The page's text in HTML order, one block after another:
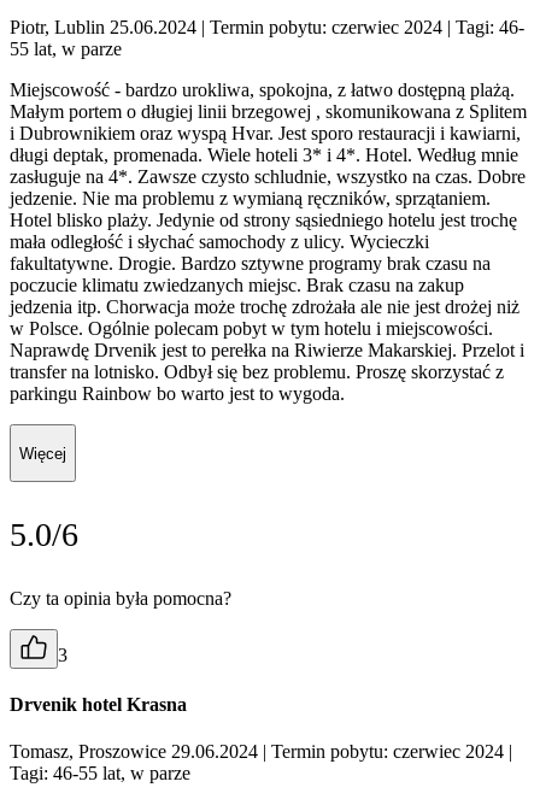
Piotr, Lublin 25.06.2024 | Termin pobytu: czerwiec 2024 | Tagi: 46-
55 lat, w parze
Miejscowość - bardzo urokliwa, spokojna, z łatwo dostępną plażą.
Małym portem o długiej linii brzegowej , skomunikowana z Splitem
i Dubrownikiem oraz wyspą Hvar. Jest sporo restauracji i kawiarni,
długi deptak, promenada. Wiele hoteli 3* i 4*. Hotel. Według mnie
zasługuje na 4*. Zawsze czysto schludnie, wszystko na czas. Dobre
jedzenie. Nie ma problemu z wymianą ręczników, sprzątaniem.
Hotel blisko plaży. Jedynie od strony sąsiedniego hotelu jest trochę
mała odległość i słychać samochody z ulicy. Wycieczki
fakultatywne. Drogie. Bardzo sztywne programy brak czasu na
poczucie klimatu zwiedzanych miejsc. Brak czasu na zakup
jedzenia itp. Chorwacja może trochę zdrożała ale nie jest drożej niż
w Polsce. Ogólnie polecam pobyt w tym hotelu i miejscowości.
Naprawdę Drvenik jest to perełka na Riwierze Makarskiej. Przelot i
transfer na lotnisko. Odbył się bez problemu. Proszę skorzystać z
parkingu Rainbow bo warto jest to wygoda.
Więcej
5.0/6
Czy ta opinia była pomocna?
3
Drvenik hotel Krasna
Tomasz, Proszowice 29.06.2024 | Termin pobytu: czerwiec 2024
Tagi: 46-55 lat, w parze